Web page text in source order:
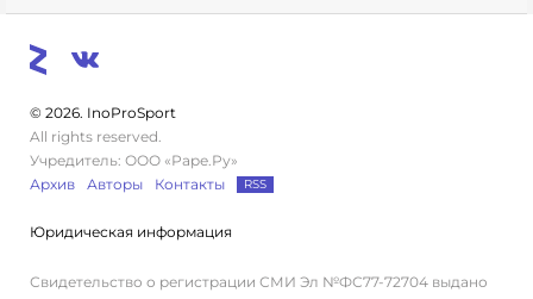
© 2026. InoProSport
All rights reserved.
Учредитель: ООО «Раре.Ру»
Архив
Авторы Контакты RSS
Юридическая информация
Свидетельство о регистрации СМИ Эл №ФС77-72704 выдано